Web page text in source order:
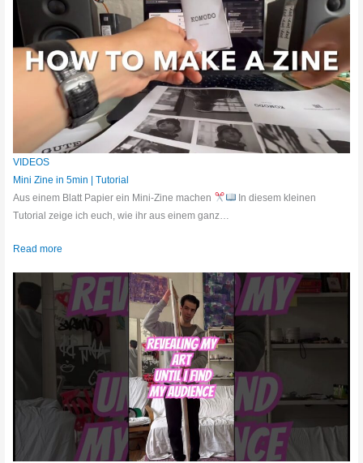
VIDEOS
Mini Zine in 5min | Tutorial
Aus einem Blatt Papier ein Mini-Zine machen
In diesem kleinen
Tutorial zeige ich euch, wie ihr aus einem ganz…
Read more